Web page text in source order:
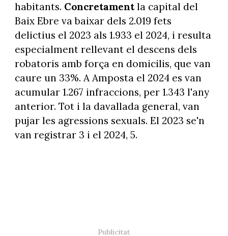
habitants. Concretamentla capital del
Baix Ebre va baixar dels 2.019 fets
delictius el 2023 als 1.933 el 2024, i resulta
especialment rellevant el descens dels
robatoris amb força en domicilis, que van
caure un 33%. A Amposta el 2024 es van
acumular 1.267 infraccions, per 1.343 l'any
anterior. Tot i la davallada general, van
pujar les agressions sexuals. El 2023 se'n
van registrar 3 i el 2024, 5.